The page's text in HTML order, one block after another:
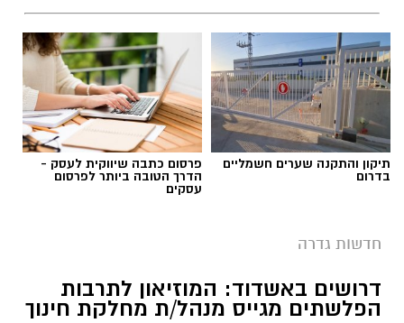
תיקון והתקנה שערים חשמליים
בדרום
פרסום כתבה שיווקית לעסק -
הדרך הטובה ביותר לפרסום
עסקים
חדשות גדרה
דרושים באשדוד: המוזיאון לתרבות
הפלשתים מגייס מנהל/ת מחלקת חינוך